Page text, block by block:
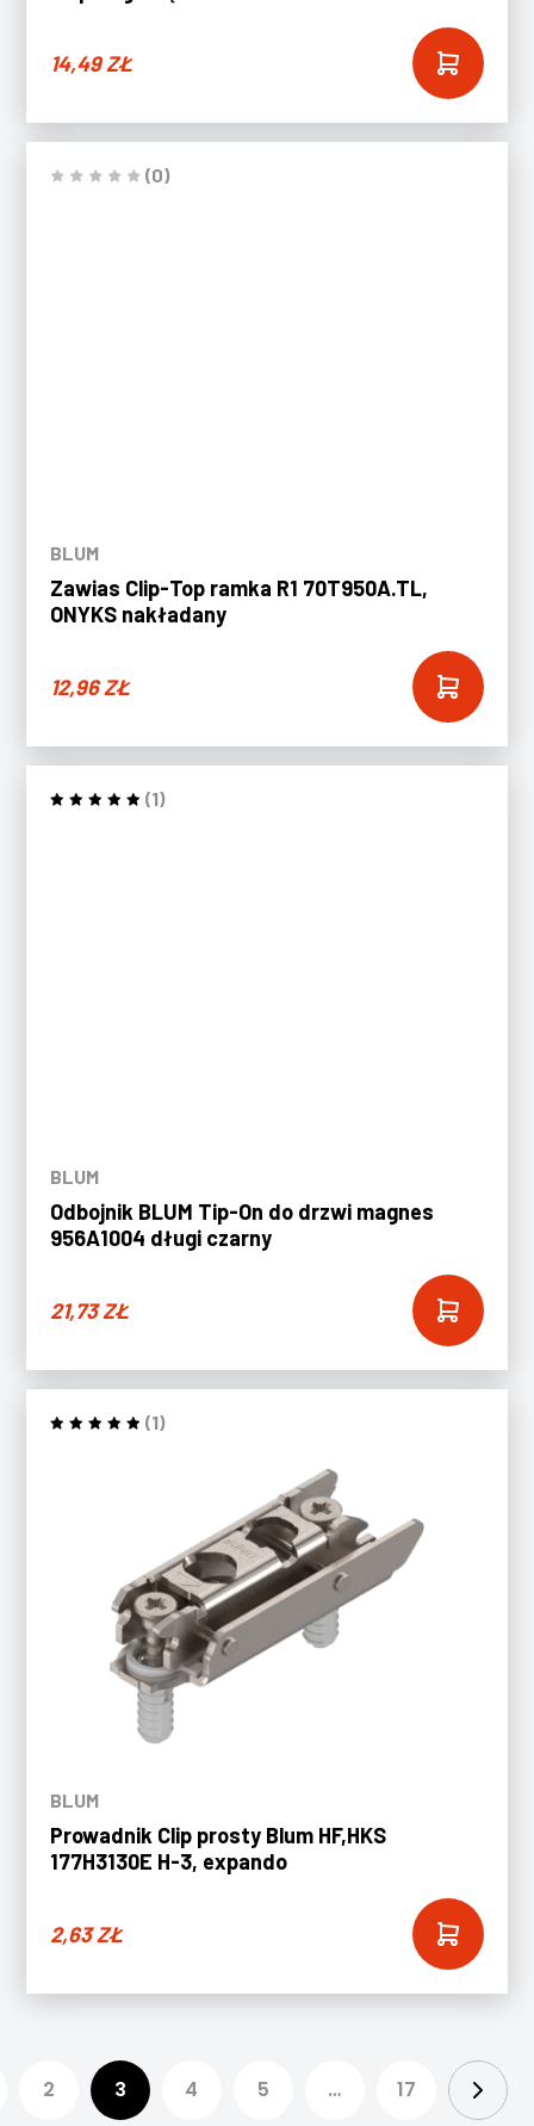
14,49ZŁ
(0)
BLUM
Zawias Clip-Top ramka R1 70T950A.TL,
ONYKS nakładany
12,96ZŁ
(1)
BLUM
Odbojnik BLUM Tip-On do drzwi magnes
956A1004 długi czarny
21,73ZŁ
(1)
BLUM
Prowadnik Clip prosty Blum HF,HKS
177H3130E H-3, expando
2,63ZŁ
2 3 4 5 … 17